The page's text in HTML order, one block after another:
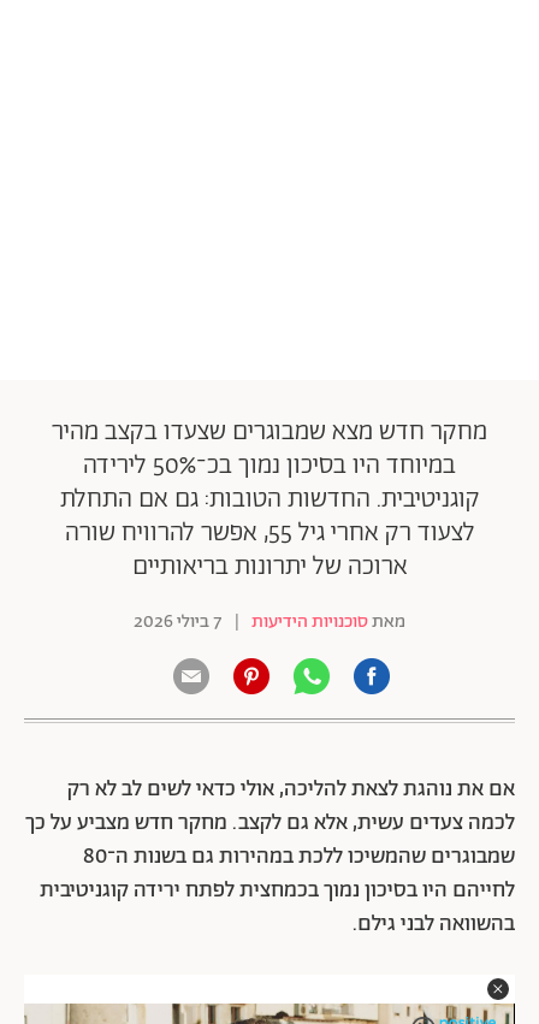
מחקר חדש מצא שמבוגרים שצעדו בקצב מהיר
במיוחד היו בסיכון נמוך בכ־50% לירידה
קוגניטיבית. החדשות הטובות: גם אם התחלת
לצעוד רק אחרי גיל 55, אפשר להרוויח שורה
ארוכה של יתרונות בריאותיים
מאתסוכנויות הידיעות | 7 ביולי 2026
אם את נוהגת לצאת להליכה, אולי כדאי לשים לב לא רק
לכמה צעדים עשית, אלא גם לקצב. מחקר חדש מצביע על כך
שמבוגרים שהמשיכו ללכת במהירות גם בשנות ה־80
לחייהם היו בסיכון נמוך בכמחצית לפתח ירידה קוגניטיבית
בהשוואה לבני גילם.